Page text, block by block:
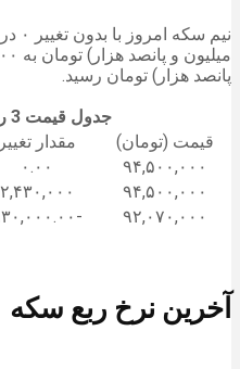
پانصد هزار) تومان رسید.
جدول قیمت 3 روز اخیر نیم سکه
قیمت (تومان)
مقدار تغییر
۹۴,۵۰۰,۰۰۰
۰.۰۰
۹۴,۵۰۰,۰۰۰
۲,۴۳۰,۰۰۰
۹۲,۰۷۰,۰۰۰
-۹۳۰,۰۰۰.۰۰
آخرین نرخ ربع سکه